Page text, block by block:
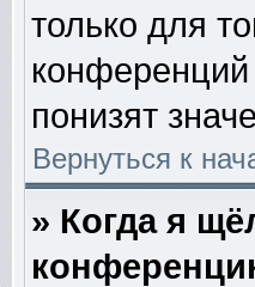
только для
понизят
Вернуться к
» Когда я